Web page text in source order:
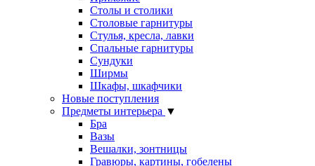
Столы и столики
Столовые гарнитуры
Стулья, кресла, лавки
Спальные гарнитуры
Сундуки
Ширмы
Шкафы, шкафчики
Новые поступления
Предметы интерьера ▼
Бра
Вазы
Вешалки, зонтницы
Гравюры, картины, гобелены